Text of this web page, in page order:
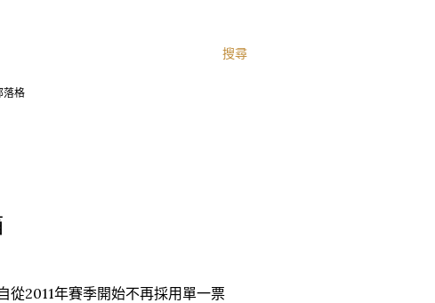
搜尋
落格
從2011年賽季開始不再採用單一票